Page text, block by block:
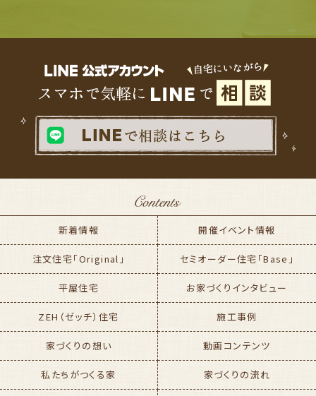
新着情報 開催イベント情報
注文住宅「Original」 セミオーダー住宅「Base」
平屋住宅 お家づくりインタビュー
ZEH（ゼッチ）住宅 施工事例
家づくりの想い 動画コンテンツ
私たちがつくる家 家づくりの流れ